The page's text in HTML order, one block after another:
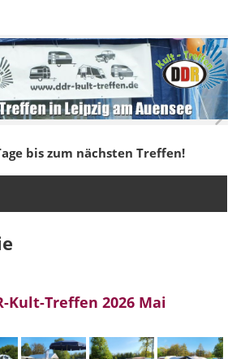
DDR-
Kult-
Treffen
in
Leipzig
am
bis zum nächsten Treffen!
Kult-Treffen 2026 Mai